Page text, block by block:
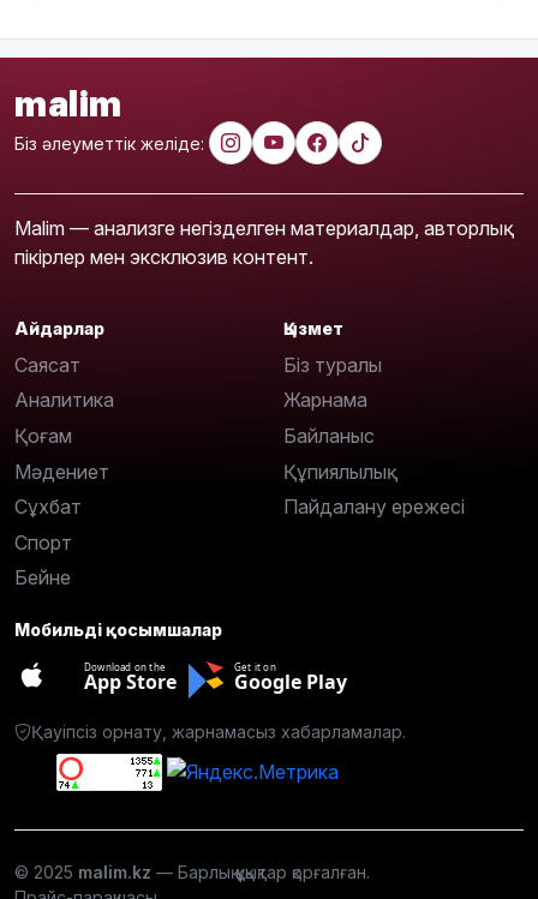
malim
Біз әлеуметтік желіде:
Malim — анализге негізделген материалдар, авторлық
пікірлер мен эксклюзив контент.
Айдарлар
Саясат
Аналитика
Қоғам
Мәдениет
Сұхбат
Спорт
Бейне
Қызмет
Біз туралы
Жарнама
Байланыс
Құпиялылық
Пайдалану ережесі
Мобильді қосымшалар
Download on the
App Store
Get it on
Google Play
Қауіпсіз орнату, жарнамасыз хабарламалар.
© 2025 malim.kz — Барлық құқықтар қорғалған.